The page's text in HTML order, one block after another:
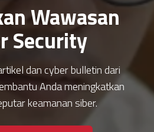
Wawasan
Security
dan cyber bulletin dari
Anda meningkatkan
keamanan siber.